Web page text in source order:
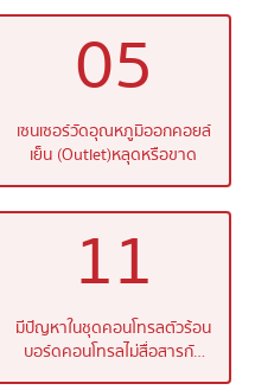
05
เซนเซอร์วัดอุณหภูมิออกคอยล์
เย็น (Outlet)หลุดหรือขาด
11
มีปัญหาในชุดคอนโทรลตัวร้อน
บอร์ดคอนโทรลไม่สื่อสารกับ
Driver